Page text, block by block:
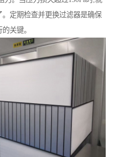
定期检查并更换过滤器是确保
关键。